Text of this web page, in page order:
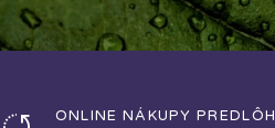
ONLINE NÁKUPY PREDLÔH